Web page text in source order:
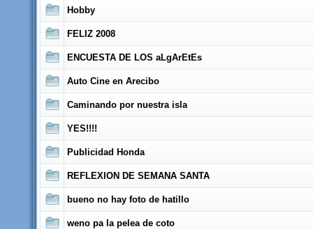
Hobby
FELIZ 2008
ENCUESTA DE LOS aLgArEtEs
Auto Cine en Arecibo
Caminando por nuestra isla
YES!!!!
Publicidad Honda
REFLEXION DE SEMANA SANTA
bueno no hay foto de hatillo
weno pa la pelea de coto